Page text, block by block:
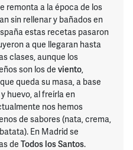
remonta a la época de los
sin rellenar y bañados en
estas recetas pasaron
a que llegaran hasta
clases, aunque los
son los de viento,
queda su masa, a base
huevo, al freírla en
nos hemos
de sabores (nata, crema,
En Madrid se
de Todos los Santos.